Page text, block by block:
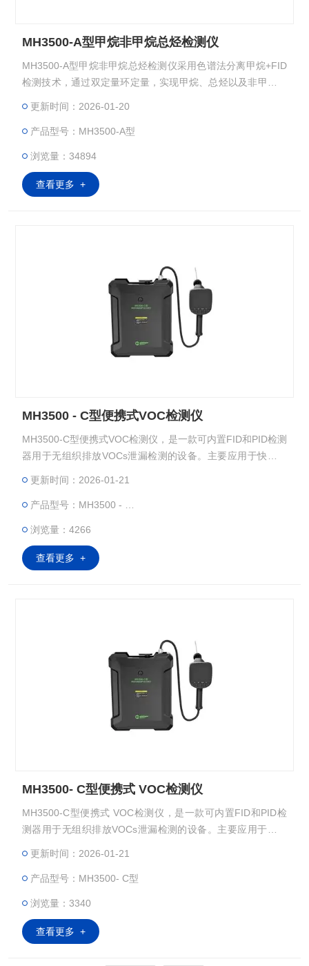
MH3500-A型甲烷非甲烷总烃检测仪
MH3500-A型甲烷非甲烷总烃检测仪采用色谱法分离甲烷+FID
检测技术，通过双定量环定量，实现甲烷、总烃以及非甲烷总
放检测、油漆喷涂车间气体检测、天然气泄漏检测等。
更新时间：2026-01-20
产品型号：MH3500-A型
浏览量：34894
查看更多 +
MH3500 - C型便携式VOC检测仪
MH3500-C型便携式VOC检测仪，是一款可内置FID和PID检测
器用于无组织排放VOCs泄漏检测的设备。主要应用于快速识
更新时间：2026-01-21
产品型号：MH3500 - C型
浏览量：4266
查看更多 +
MH3500- C型便携式 VOC检测仪
MH3500-C型便携式 VOC检测仪，是一款可内置FID和PID检
测器用于无组织排放VOCs泄漏检测的设备。主要应用于快速
更新时间：2026-01-21
产品型号：MH3500- C型
浏览量：3340
查看更多 +